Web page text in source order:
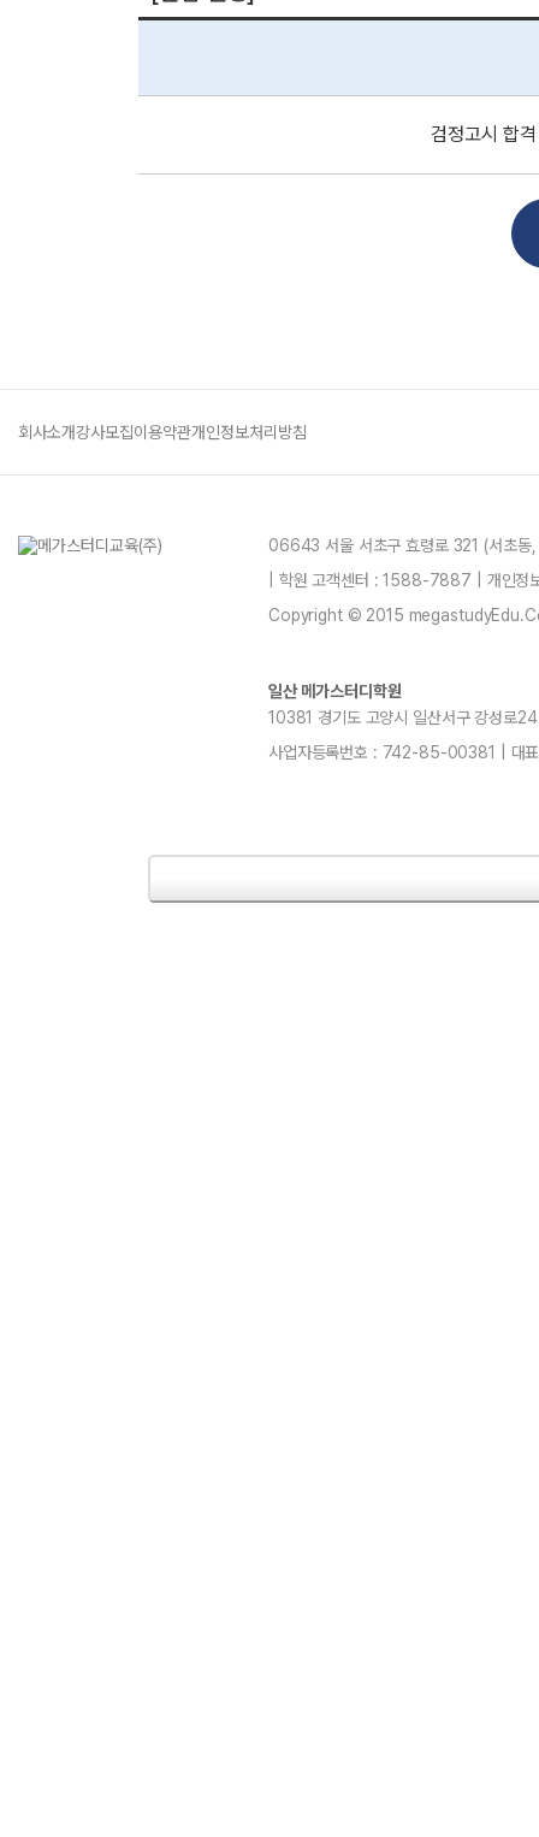
검정고시 합
회사소개강사모집이용약관개인정보처리방침
06643 서울 서초구 효령로 321 (서초
| 학원 고객센터 : 1588-7887 | 개인
Copyright © 2015
일산 메가스터디학원
10381 경기도 고양시 일산서구 강성
사업자등록번호 : 742-85-00381 | 대표